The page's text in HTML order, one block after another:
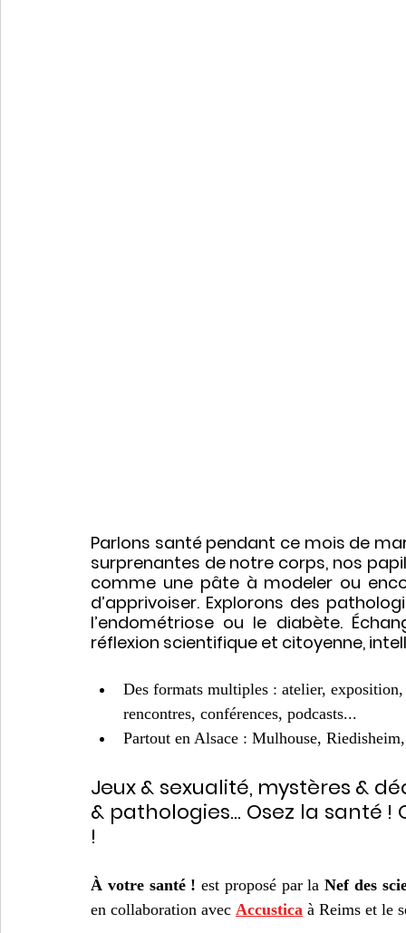
Parlons santé pendant ce mois de
surprenantes de notre corps, nos
comme une pâte à modeler ou
d’apprivoiser. Explorons des
l’endométriose ou le diabète.
réflexion scientifique et citoyenne,
Des formats multiples : atelier,
rencontres, conférences, podcasts...
Partout en Alsace : Mulhouse,
Jeux & sexualité, mystères &
& pathologies... Osez la santé
!
À votre santé ! est proposé par la Nef des
en collaboration avec Accustica à Reims et le